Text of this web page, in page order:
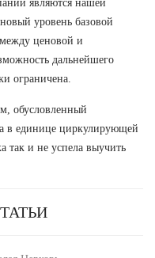
являются нашей
уровень базовой
между ценовой и
дальнейшего
ограничена.
обусловленный
в единице циркулирующей
так и не успела выучить